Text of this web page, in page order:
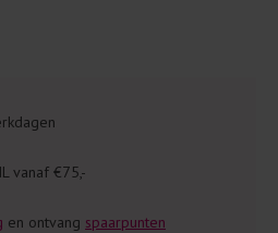
vanaf €75,-
en ontvang spaarpunten